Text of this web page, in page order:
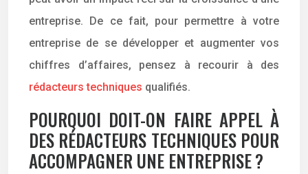
entreprise. De ce fait, pour permettre à votre
entreprise de se développer et augmenter vos
chiffres d’affaires, pensez à recourir à des
rédacteurs techniques qualifiés.
POURQUOI DOIT-ON FAIRE APPEL À
DES RÉDACTEURS TECHNIQUES POUR
ACCOMPAGNER UNE ENTREPRISE ?